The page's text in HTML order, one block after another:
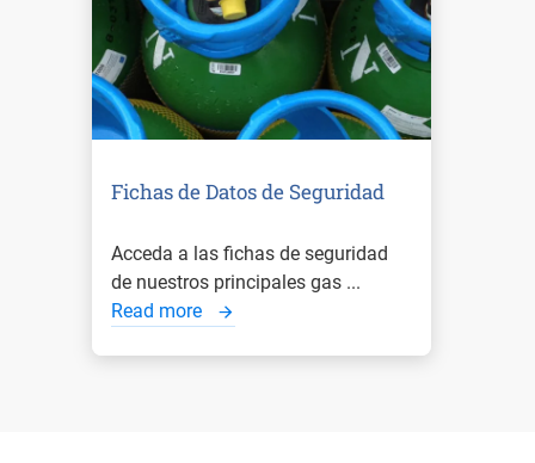
Fichas de Datos de Seguridad
Acceda a las fichas de seguridad
de nuestros principales gas ...
Read more